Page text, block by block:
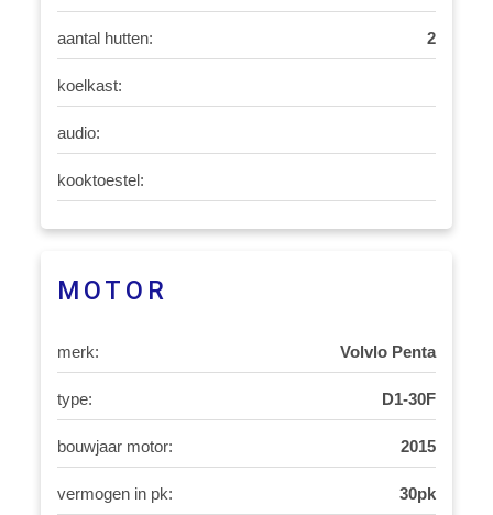
aantal hutten: 2
koelkast:
audio:
kooktoestel:
MOTOR
merk: Volvlo Penta
type: D1-30F
bouwjaar motor: 2015
vermogen in pk: 30pk